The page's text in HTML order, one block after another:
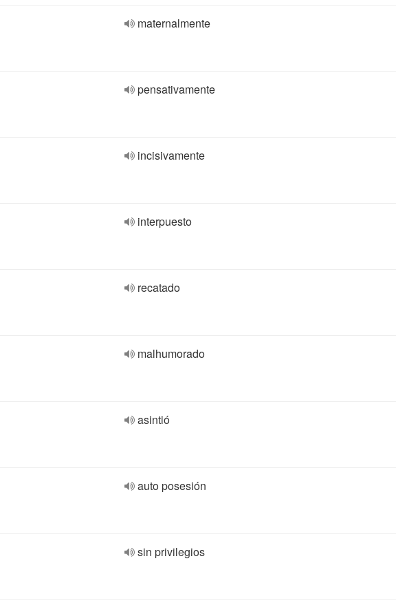
maternalmente
pensativamente
incisivamente
interpuesto
recatado
malhumorado
asintió
auto posesión
sin privilegios